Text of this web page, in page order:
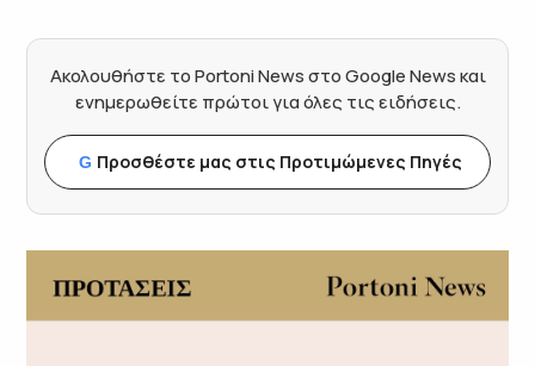
Ακολουθήστε το Portoni News στο Google News και
ενημερωθείτε πρώτοι για όλες τις ειδήσεις.
G Προσθέστε μας στις Προτιμώμενες Πηγές